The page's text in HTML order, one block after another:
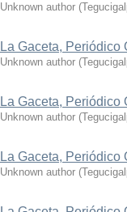
Unknown author (
La Gaceta, Periódico
Unknown author (
La Gaceta, Periódico
Unknown author (
La Gaceta, Periódico
Unknown author (